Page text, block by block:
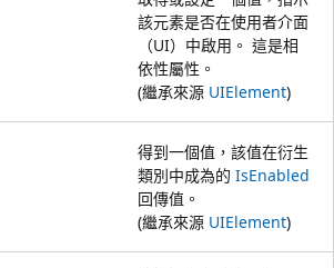
該元素是否在使用者介面
（UI）中啟用。 這是相
依性屬性。
(繼承來源 UIElement)
得到一個值，該值在衍生
類別中成為的 IsEnabled
回傳值。
(繼承來源 UIElement)